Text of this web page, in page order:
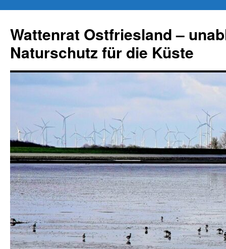
springen
Wattenrat Ostfriesland –
Naturschutz für die Küste